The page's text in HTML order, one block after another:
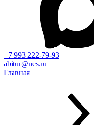
+7 993 222-79-93
abitur@nes.ru
Главная